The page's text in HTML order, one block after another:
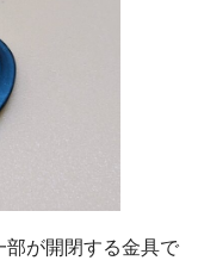
部が開閉する金具で